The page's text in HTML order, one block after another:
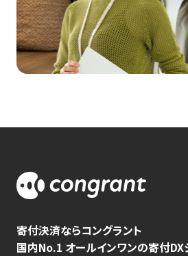
寄付決済ならコングラント
国内No.1 オールインワンの寄付DX